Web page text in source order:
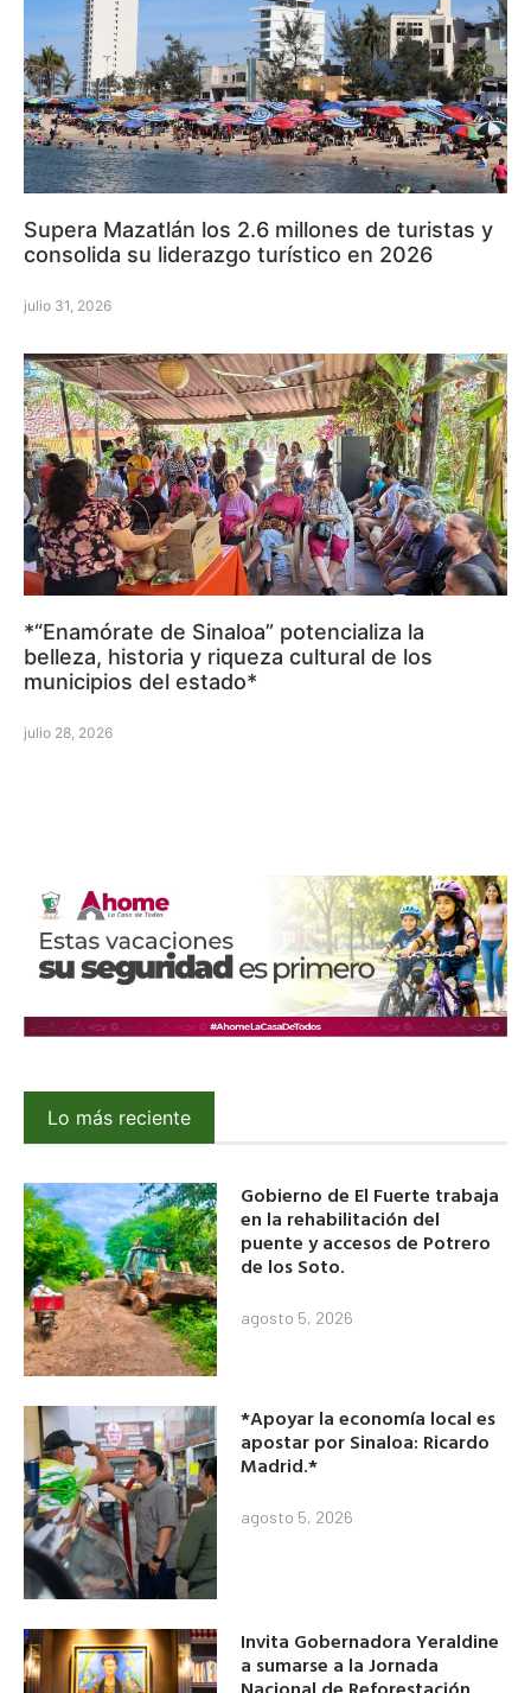
Supera Mazatlán los 2.6 millones de turistas y
consolida su liderazgo turístico en 2026
julio 31, 2026
*“Enamórate de Sinaloa” potencializa la
belleza, historia y riqueza cultural de los
municipios del estado*
julio 28, 2026
Lo más reciente
Gobierno de El Fuerte trabaja
en la rehabilitación del
puente y accesos de Potrero
de los Soto.
agosto 5, 2026
*Apoyar la economía local es
apostar por Sinaloa: Ricardo
Madrid.*
agosto 5, 2026
Invita Gobernadora Yeraldine
a sumarse a la Jornada